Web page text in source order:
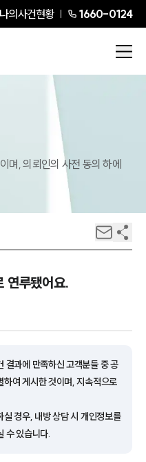
나의사건현황 1660-0124
며, 의뢰인의 사전 동의 하에
연루됐어요.
결과에 만족하신 고객분들 중 공
여 게시한 것이며, 지속적으로
경우, 내방 상담 시 개인정보를
수 있습니다.